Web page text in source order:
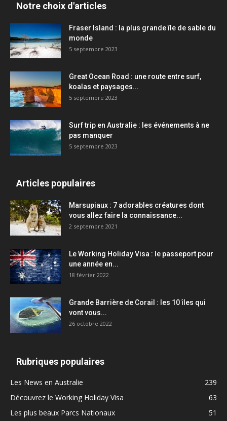
Notre choix d'articles
Fraser Island : la plus grande île de sable du
monde
5 septembre 2023
Great Ocean Road : une route entre surf,
koalas et paysages...
5 septembre 2023
Surf trip en Australie : les événements à ne
pas manquer
5 septembre 2023
Articles populaires
Marsupiaux : 7 adorables créatures dont
vous allez faire la connaissance...
2 septembre 2021
Le Working Holiday Visa : le passeport pour
une année en...
18 février 2022
Grande Barrière de Corail : les 10 îles qui
vont vous...
26 octobre 2022
Rubriques populaires
Les News en Australie
239
Découvrez le Working Holiday Visa
63
Les plus beaux Parcs Nationaux
51